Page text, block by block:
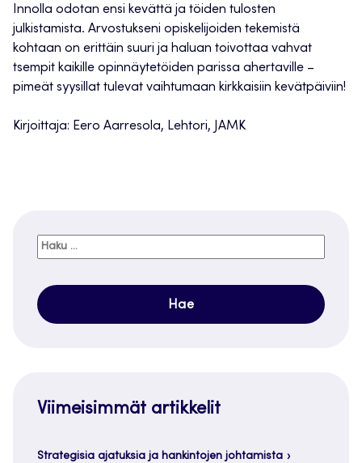
Innolla odotan ensi kevättä ja töiden tulosten
julkistamista. Arvostukseni opiskelijoiden tekemistä
kohtaan on erittäin suuri ja haluan toivottaa vahvat
tsempit kaikille opinnäytetöiden parissa ahertaville –
pimeät syysillat tulevat vaihtumaan kirkkaisiin kevätpäiviin!
Kirjoittaja: Eero Aarresola, Lehtori, JAMK
Haku:
Viimeisimmät artikkelit
Strategisia ajatuksia ja hankintojen johtamista